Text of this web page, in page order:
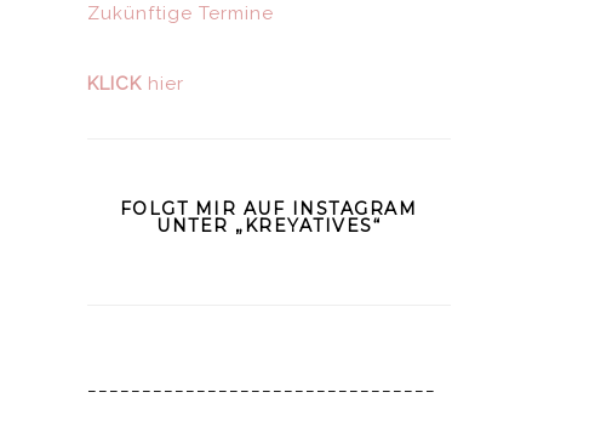
Zukünftige Termine
KLICKhier
FOLGT MIR AUF INSTAGRAM
UNTER „KREYATIVES“